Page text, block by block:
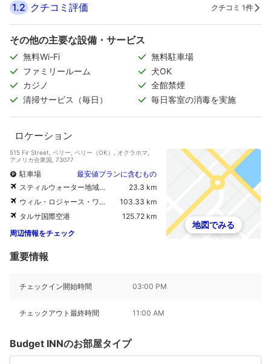
1.2 クチコミ評価 クチコミ 1件
その他の主要な設備・サービス
無料Wi-Fi
無料駐車場
ファミリールーム
犬OK
カジノ
全館禁煙
清掃サービス（毎日）
毎日客室の消毒を実施
ロケーション
515 Fir Street, ペリー, ペリー（OK）, オクラホマ,
アメリカ合衆国, 73077
駐車場
最安値プランに含むもの
スティルウォーター地域空港
23.3 km
ウィル・ロジャース・ワールド空港
103.33 km
タルサ国際空港
125.72 km
周辺情報をチェック
地図でみる
重要情報
チェックイン開始時間 03:00 PM
チェックアウト最終時間 11:00 AM
Budget INNのお部屋タイプ